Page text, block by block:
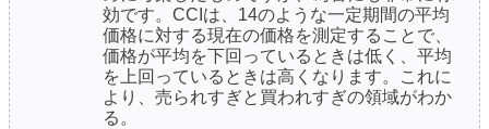
効です。CCIは、14のような一定期間の平均
価格に対する現在の価格を測定することで、
価格が平均を下回っているときは低く、平均
を上回っているときは高くなります。これに
より、売られすぎと買われすぎの領域がわか
る。